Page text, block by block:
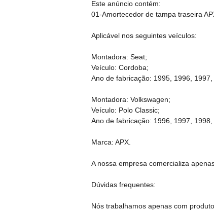
Este anúncio contém:
01-Amortecedor de tampa traseira
Aplicável nos seguintes veículos:
Montadora: Seat;
Veículo: Cordoba;
Ano de fabricação: 1995, 1996,
Montadora: Volkswagen;
Veículo: Polo Classic;
Ano de fabricação: 1996, 1997, 1998,
Marca: APX.
A nossa empresa comercializa
Dúvidas frequentes:
Nós trabalhamos apenas com